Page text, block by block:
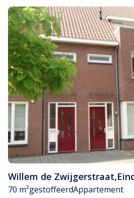
Willem de Zwijgerstraat,
70 m²gestoffeerdAppartement